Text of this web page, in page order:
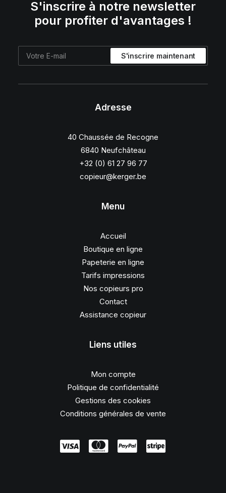
S'inscrire à notre newsletter
pour profiter d'avantages !
Adresse
40 Chaussée de Recogne
6840 Neufchâteau
+32 (0) 61 27 96 77
copieur@kerger.be
Menu
Accueil
Boutique en ligne
Papeterie en ligne
Tarifs impressions
Nos copieurs pro
Contact
Assistance copieur
Liens utiles
Mon compte
Politique de confidentialité
Gestions des cookies
Conditions générales de vente